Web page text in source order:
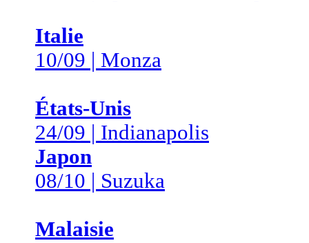
Italie
10/09 | Monza
États-Unis
24/09 | Indianapolis
Japon
08/10 | Suzuka
Malaisie